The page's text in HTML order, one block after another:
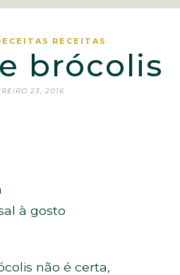
RECEITAS
brócolis
23, 2016
à gosto
não é certa,